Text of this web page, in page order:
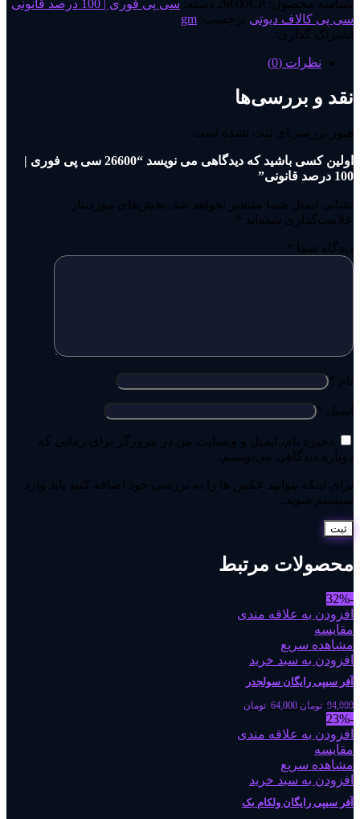
شناسه محصول: 26600CP دسته: سی پی فوری | 100 درصد قانونی
,
سی پی کالاف دیوتی برچسب: gm
اشتراک گذاری:
نظرات (0)
نقد و بررسی‌ها
هنوز بررسی‌ای ثبت نشده است.
اولین کسی باشید که دیدگاهی می نویسد “26600 سی پی فوری |
100 درصد قانونی”
نشانی ایمیل شما منتشر نخواهد شد.
بخش‌های موردنیاز
علامت‌گذاری شده‌اند
دیدگاه شما
نام
ایمیل
ذخیره نام، ایمیل و وبسایت من در مرورگر برای زمانی که
دوباره دیدگاهی می‌نویسم.
برای اینکه بتوانید عکس ها را به بررسی خود اضافه کنید باید وارد
سیستم شوید.
محصولات مرتبط
-32%
افزودن به علاقه مندی
مقایسه
مشاهده سریع
افزودن به سبد خرید
آفر سیپی رایگان سولجدر
94,000 تومان 64,000 تومان
-23%
افزودن به علاقه مندی
مقایسه
مشاهده سریع
افزودن به سبد خرید
آفر سیپی رایگان ولکام بک